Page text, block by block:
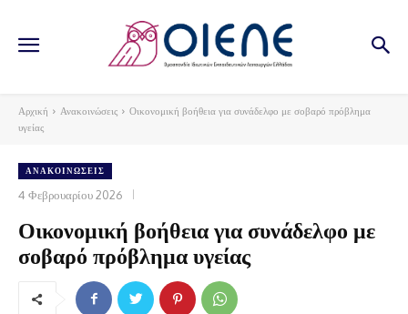
Αρχική Ανακοινώσεις
Οικονομική βοήθεια για συνάδελφο με σοβαρό πρόβλημα
υγείας
ΑΝΑΚΟΙΝΏΣΕΙΣ
4 Φεβρουαρίου 2026
Οικονομική βοήθεια για συνάδελφο με
σοβαρό πρόβλημα υγείας